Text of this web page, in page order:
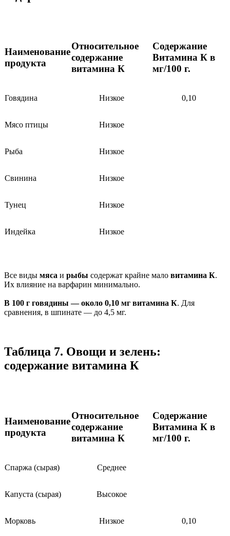
Наименование
продукта
Относительное
содержание
витамина К
Содержание
Витамина К в
мг/100 г.
Говядина Низкое 0,10
Мясо птицы Низкое
Рыба Низкое
Свинина Низкое
Тунец Низкое
Индейка Низкое
Все виды мяса и рыбы содержат крайне мало витамина К.
Их влияние на варфарин минимально.
В 100 г говядины — около 0,10 мг витамина К. Для
сравнения, в шпинате — до 4,5 мг.
Таблица 7. Овощи и зелень:
содержание витамина К
Наименование
продукта
Относительное
содержание
витамина К
Содержание
Витамина К в
мг/100 г.
Спаржа (сырая) Среднее
Капуста (сырая) Высокое
Морковь Низкое 0,10